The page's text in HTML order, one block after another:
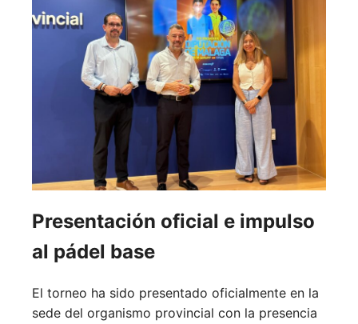
Presentación oficial e impulso
al pádel base
El torneo ha sido presentado oficialmente en la
sede del organismo provincial con la presencia